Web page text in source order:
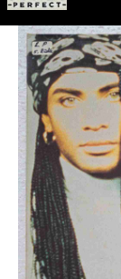
Cantitate
Milli
Vanilli
–
All
Or
Nothing
-
The
U.S.-
Remix
Album
Disc